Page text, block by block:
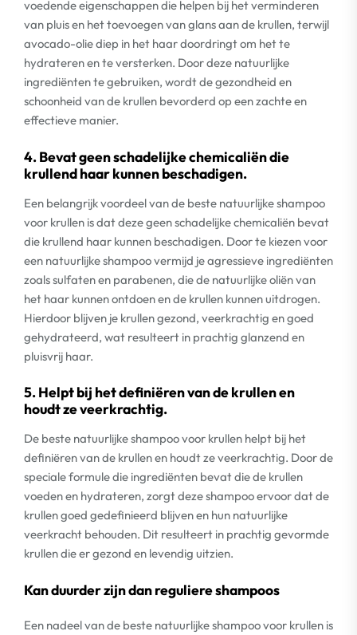
voedende eigenschappen die helpen bij het verminderen
van pluis en het toevoegen van glans aan de krullen, terwijl
avocado-olie diep in het haar doordringt om het te
hydrateren en te versterken. Door deze natuurlijke
ingrediënten te gebruiken, wordt de gezondheid en
schoonheid van de krullen bevorderd op een zachte en
effectieve manier.
4. Bevat geen schadelijke chemicaliën die
krullend haar kunnen beschadigen.
Een belangrijk voordeel van de beste natuurlijke shampoo
voor krullen is dat deze geen schadelijke chemicaliën bevat
die krullend haar kunnen beschadigen. Door te kiezen voor
een natuurlijke shampoo vermijd je agressieve ingrediënten
zoals sulfaten en parabenen, die de natuurlijke oliën van
het haar kunnen ontdoen en de krullen kunnen uitdrogen.
Hierdoor blijven je krullen gezond, veerkrachtig en goed
gehydrateerd, wat resulteert in prachtig glanzend en
pluisvrij haar.
5. Helpt bij het definiëren van de krullen en
houdt ze veerkrachtig.
De beste natuurlijke shampoo voor krullen helpt bij het
definiëren van de krullen en houdt ze veerkrachtig. Door de
speciale formule die ingrediënten bevat die de krullen
voeden en hydrateren, zorgt deze shampoo ervoor dat de
krullen goed gedefinieerd blijven en hun natuurlijke
veerkracht behouden. Dit resulteert in prachtig gevormde
krullen die er gezond en levendig uitzien.
Kan duurder zijn dan reguliere shampoos
Een nadeel van de beste natuurlijke shampoo voor krullen is